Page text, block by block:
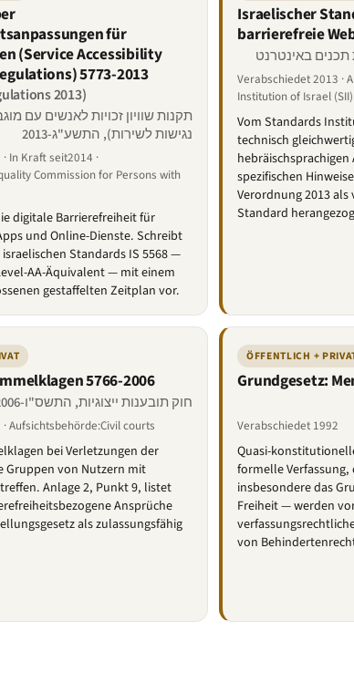
für
(Service Accessibility
5773-2013
2013)
תקנות שוויון זכויות לאנשים עם
נגישות לשירות), התשע"ג-2013
In Kraft seit2014 ·
Commission for Persons with
digitale Barrierefreiheit für
und Online-Dienste. Schreibt
Standards IS 5568 —
AA-Äquivalent — mit einem
gestaffelten Zeitplan vor.
Israelischer
barrierefreie
Verabschiedet 2013 ·
Institution of Israel (SII)
Vom Standards
technisch
hebräischsprachigen
spezifischen
Verordnung 2013
Standard
5766-2006
חוק תובענות ייצוגיות, התשס"ו-2006
Aufsichtsbehörde:Civil courts
bei Verletzungen der
Gruppen von Nutzern mit
Anlage 2, Punkt 9, listet
Ansprüche
als zulassungsfähig
ÖFFENTLICH +
Grundgesetz:
Verabschiedet 1992
Quasi-
formelle
insbesondere das
Freiheit — werden
von